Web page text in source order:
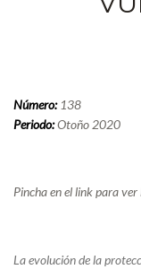
Número: 138
Periodo:Otoño 2020
Pincha en el link para ver
La evolución de la